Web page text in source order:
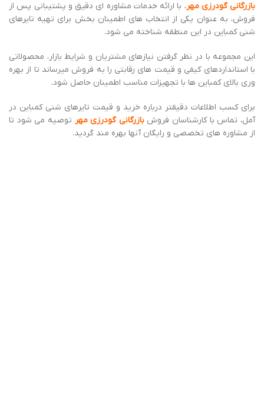
بازرگانی گودرزی مهر، با ارائه خدمات مشاوره ای دقیق و پشتیبانی پس از
فروش، به عنوان یکی از انتخاب های اطمینان بخش برای تهیه تایرهای
شنی کمباین در این منطقه شناخته می شود.
این مجموعه با در نظر گرفتن نیازهای مشتریان و شرایط بازار، محصولاتی
با استانداردهای کیفی و قیمت های رقابتی را به فروش میرساند تا از بهره
وری بالای کمباین ها با تجهیزات مناسب اطمینان حاصل شود.
برای کسب اطلاعات دقیقتر درباره خرید و قیمت تایرهای شنی کمباین در
آمل، تماس با کارشناسان فروشبازرگانی گودرزی مهر توصیه می شود تا
از مشاوره های تخصصی و رایگان آنها بهره مند گردید.